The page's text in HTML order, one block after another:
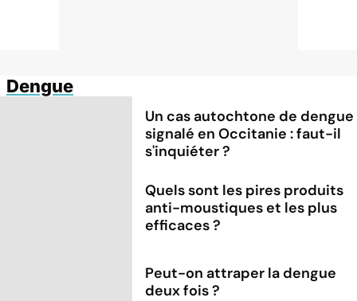
Dengue
Un cas autochtone de dengue
signalé en Occitanie : faut-il
s'inquiéter ?
Quels sont les pires produits
anti-moustiques et les plus
efficaces ?
Peut-on attraper la dengue
deux fois ?